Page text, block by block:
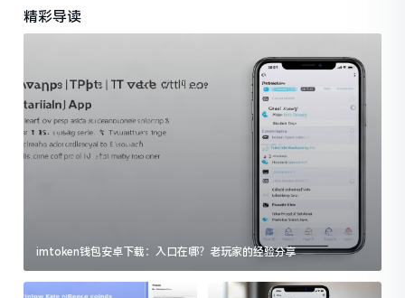
精彩导读
imtoken钱包安卓下载：入口在哪？老玩家的经验分享